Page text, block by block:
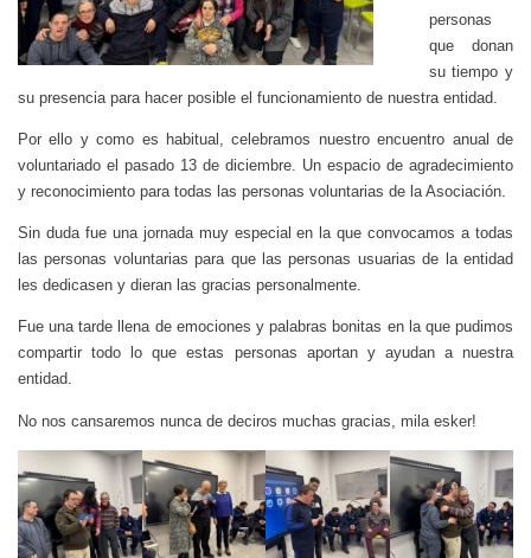
personas
que donan
su tiempo y
su presencia para hacer posible el funcionamiento de nuestra entidad.
Por ello y como es habitual, celebramos nuestro encuentro anual de
voluntariado el pasado 13 de diciembre. Un espacio de agradecimiento
y reconocimiento para todas las personas voluntarias de la Asociación.
Sin duda fue una jornada muy especial en la que convocamos a todas
las personas voluntarias para que las personas usuarias de la entidad
les dedicasen y dieran las gracias personalmente.
Fue una tarde llena de emociones y palabras bonitas en la que pudimos
compartir todo lo que estas personas aportan y ayudan a nuestra
entidad.
No nos cansaremos nunca de deciros muchas gracias, mila esker!